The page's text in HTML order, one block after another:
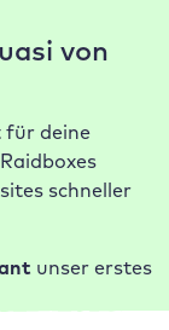
von
für deine
schneller
unser erstes